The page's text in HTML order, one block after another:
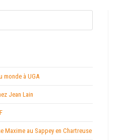
monde à UGA
Jean Lain
Maxime au Sappey en Chartreuse